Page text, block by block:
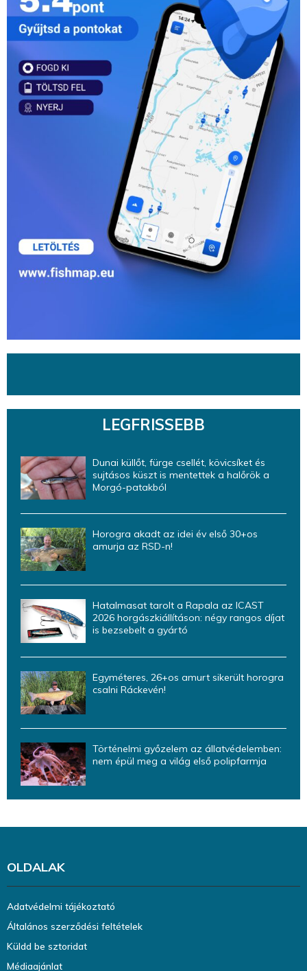
LEGFRISSEBB
Dunai küllőt, fürge csellét, kövicsíket és
sujtásos küszt is mentettek a halőrök a
Morgó-patakból
Horogra akadt az idei év első 30+os
amurja az RSD-n!
Hatalmasat tarolt a Rapala az ICAST
2026 horgászkiállításon: négy rangos díjat
is bezsebelt a gyártó
Egyméteres, 26+os amurt sikerült horogra
csalni Ráckevén!
Történelmi győzelem az állatvédelemben:
nem épül meg a világ első polipfarmja
OLDALAK
Adatvédelmi tájékoztató
Általános szerződési feltételek
Küldd be sztoridat
Médiaajánlat